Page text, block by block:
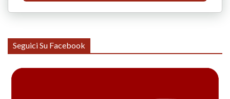
Seguici Su Facebook